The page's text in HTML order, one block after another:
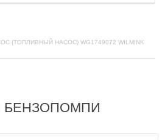
(ТОПЛИВНЫЙ НАСОС) WG1749072 WILMINK
БЕНЗОПОМПИ